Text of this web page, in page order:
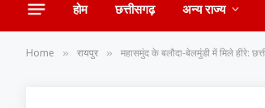
होम छत्तीसगढ़ अन्य राज्य
Home » रायपुर » महासमुंद के बलौदा-बेलमुंडी में मिले हीरे: